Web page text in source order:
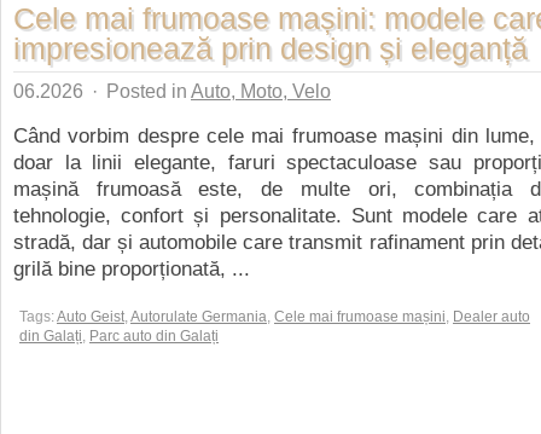
Cele mai frumoase mașini: modele
impresionează prin design și eleganță
06.2026 · Posted in Auto, Moto, Velo
Când vorbim despre cele mai frumoase mașini din
doar la linii elegante, faruri spectaculoase sau
mașină frumoasă este, de multe ori, combinația
tehnologie, confort și personalitate. Sunt modele care
stradă, dar și automobile care transmit rafinament prin
grilă bine proporționată, ...
Tags:Auto Geist,Autorulate Germania, Cele mai frumoase mașini, Dealer auto
din Galați, Parc auto din Galați